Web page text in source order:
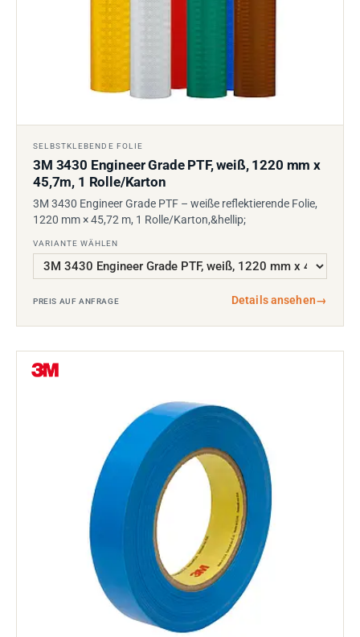
SELBSTKLEBENDE FOLIE
3M 3430 Engineer Grade PTF, weiß, 1220 mm x
45,7m, 1 Rolle/Karton
3M 3430 Engineer Grade PTF – weiße reflektierende Folie,
1220 mm × 45,72 m, 1 Rolle/Karton,&hellip;
VARIANTE WÄHLEN
PREIS AUF ANFRAGE Details ansehen→